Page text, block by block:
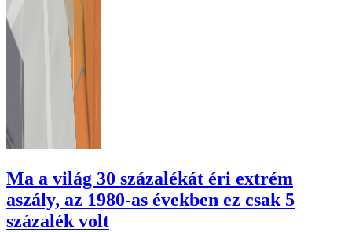
Ma a világ 30 százalékát éri extrém
aszály, az 1980-as években ez csak 5
százalék volt